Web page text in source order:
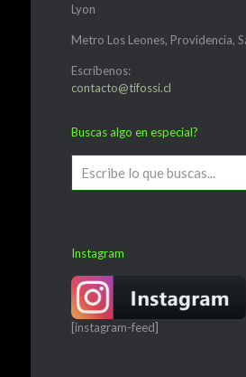
Lyon
Metro Los Leones, Providencia,
Escríbenos:
contacto@tifossi.cl
Buscas algo en especial?
Instagram
[instagram-feed]